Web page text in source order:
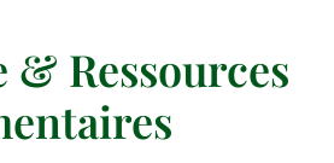
& Ressources